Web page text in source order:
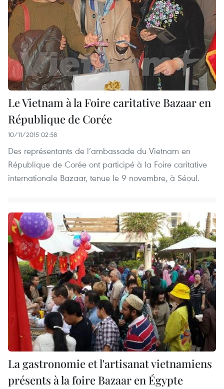
Le Vietnam à la Foire caritative Bazaar en
République de Corée
10/11/2015 02:58
Des représentants de l’ambassade du Vietnam en
République de Corée ont participé à la Foire caritative
internationale Bazaar, tenue le 9 novembre, à Séoul.
La gastronomie et l'artisanat vietnamiens
présents à la foire Bazaar en Égypte